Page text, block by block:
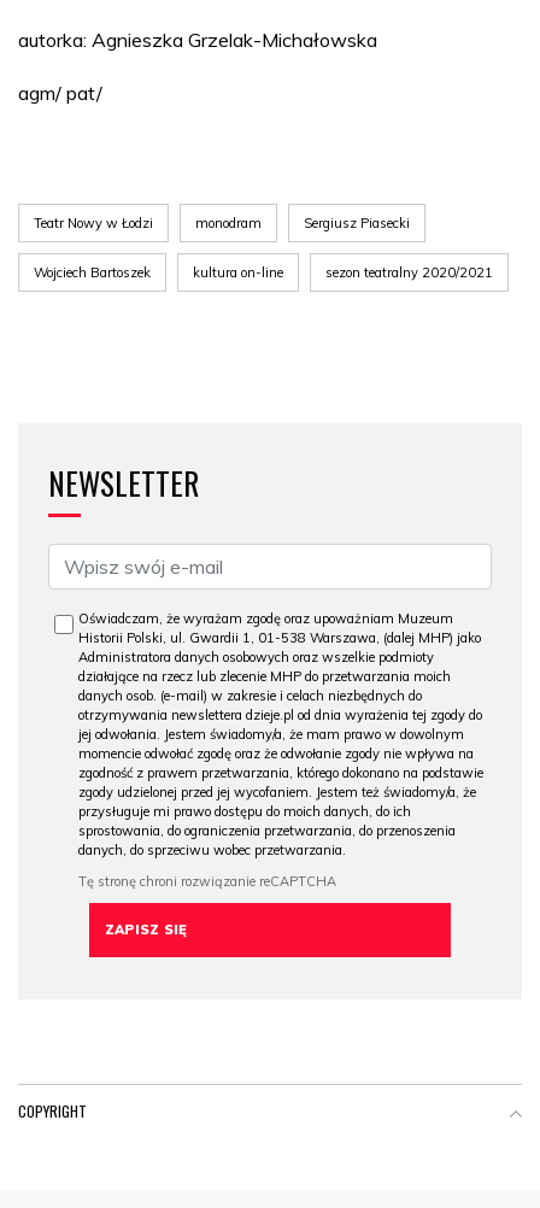
autorka: Agnieszka Grzelak-Michałowska
agm/ pat/
Teatr Nowy w Łodzi monodram Sergiusz Piasecki
Wojciech Bartoszek kultura on-line sezon teatralny 2020/2021
NEWSLETTER
Oświadczam, że wyrażam zgodę oraz upoważniam Muzeum
Historii Polski, ul. Gwardii 1, 01-538 Warszawa, (dalej MHP) jako
Administratora danych osobowych oraz wszelkie podmioty
działające na rzecz lub zlecenie MHP do przetwarzania moich
danych osob. (e-mail) w zakresie i celach niezbędnych do
otrzymywania newslettera dzieje.pl od dnia wyrażenia tej zgody do
jej odwołania. Jestem świadomy/a, że mam prawo w dowolnym
momencie odwołać zgodę oraz że odwołanie zgody nie wpływa na
zgodność z prawem przetwarzania, którego dokonano na podstawie
zgody udzielonej przed jej wycofaniem. Jestem też świadomy/a, że
przysługuje mi prawo dostępu do moich danych, do ich
sprostowania, do ograniczenia przetwarzania, do przenoszenia
danych, do sprzeciwu wobec przetwarzania.
COPYRIGHT